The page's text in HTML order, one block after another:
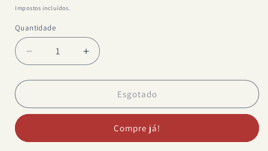
normal
Impostos incluídos.
Quantidade
Quantidade
Diminuir
a
quantidade
Moccamaster
Papel
Aumentar
a
quantidade
Moccamaster
Papel
Esgotado
Compre já!